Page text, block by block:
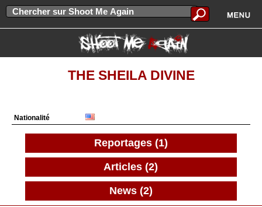
THE SHEILA DIVINE
Nationalité
Reportages (1)
Articles (2)
News (2)